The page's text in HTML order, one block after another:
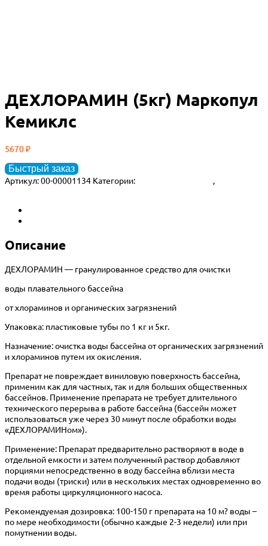
ДЕХЛОРАМИН (5кг) Маркопул
Кемиклс
5670₽
Быстрый заказ
Артикул:00-00001134 Категории:
Описание
ДЕХЛОРАМИН — гранулированное средство для очистки
воды плавательного бассейна
от хлораминов и органических загрязнений
Упаковка: пластиковые тубы по 1 кг и 5кг.
Назначение: очистка воды бассейна от органических загрязнений
и хлораминов путем их окисления.
Препарат не повреждает виниловую поверхность бассейна,
применим как для частных, так и для больших общественных
бассейнов. Применение препарата не требует длительного
технического перерыва в работе бассейна (бассейн может
использоваться уже через 30 минут после обработки воды
«ДЕХЛОРАМИНом»).
Применение: Препарат предварительно растворяют в воде в
отдельной емкости и затем полученный раствор добавляют
порциями непосредственно в воду бассейна вблизи места
подачи воды (триски) или в нескольких местах одновременно во
время работы циркуляционного насоса.
Рекомендуемая дозировка: 100-150 г препарата на 10 м? воды –
по мере необходимости (обычно каждые 2-3 недели) или при
помутнении воды.